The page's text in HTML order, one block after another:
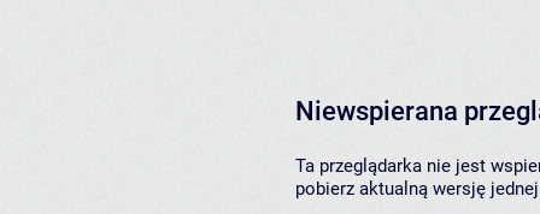
Niewspierana
Ta przeglądarka nie jest
pobierz aktualną wersję